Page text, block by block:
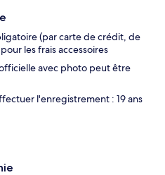
(par carte de crédit, de
les frais accessoires
avec photo peut être
l'enregistrement : 19 ans